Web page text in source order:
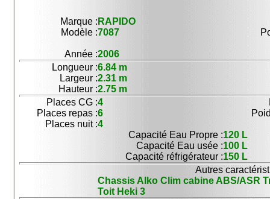
Marque : RAPIDO
Modèle :7087
Année :2006
Longueur :6.84 m
Largeur :2.31 m
Hauteur :2.75 m
Places CG :4
Places repas :6
Places nuit :4
Capacité Eau Propre :120 L
Capacité Eau usée :100 L
Capacité réfrigérateur :150 L
Autres
Chassis Alko Clim cabine ABS/ASR
Toit Heki 3